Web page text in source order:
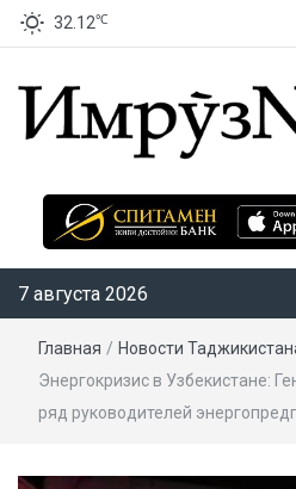
32.12℃
7 августа 2026
Главная / Новости
Энергокризис в Узбекистане:
ряд руководителей